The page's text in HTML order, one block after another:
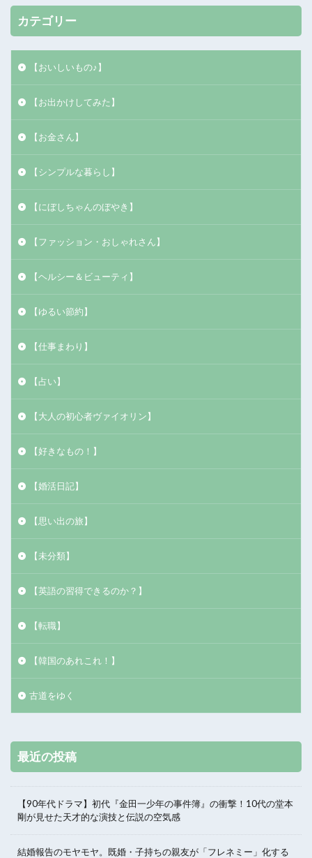
カテゴリー
【おいしいもの♪】
【お出かけしてみた】
【お金さん】
【シンプルな暮らし】
【にぼしちゃんのぼやき】
【ファッション・おしゃれさん】
【ヘルシー＆ビューティ】
【ゆるい節約】
【仕事まわり】
【占い】
【大人の初心者ヴァイオリン】
【好きなもの！】
【婚活日記】
【思い出の旅】
【未分類】
【英語の習得できるのか？】
【転職】
【韓国のあれこれ！】
古道をゆく
最近の投稿
【90年代ドラマ】初代『金田一少年の事件簿』の衝撃！10代の堂本
剛が見せた天才的な演技と伝説の空気感
結婚報告のモヤモヤ。既婚・子持ちの親友が「フレネミー」化する